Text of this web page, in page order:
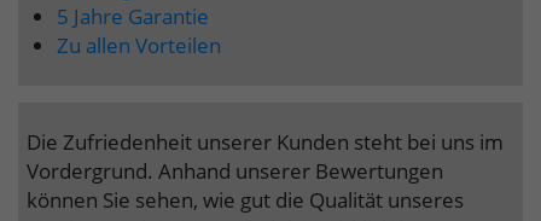
5 Jahre Garantie
Zu allen Vorteilen
Die Zufriedenheit unserer Kunden steht bei uns im
Vordergrund. Anhand unserer Bewertungen
können Sie sehen, wie gut die Qualität unseres